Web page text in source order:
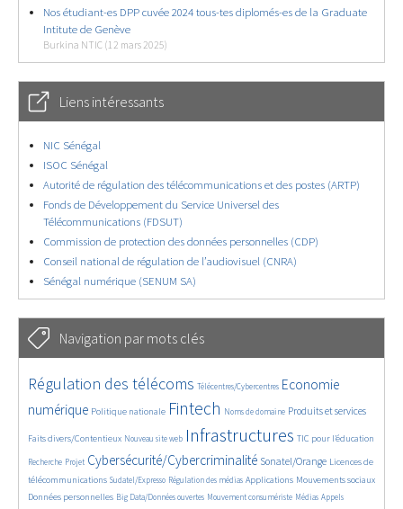
Nos étudiant-es DPP cuvée 2024 tous-tes diplomés-es de la Graduate
Intitute de Genève
Burkina NTIC (12 mars 2025)
Liens intéressants
NIC Sénégal
ISOC Sénégal
Autorité de régulation des télécommunications et des postes (ARTP)
Fonds de Développement du Service Universel des
Télécommunications (FDSUT)
Commission de protection des données personnelles (CDP)
Conseil national de régulation de l’audiovisuel (CNRA)
Sénégal numérique (SENUM SA)
Navigation par mots clés
4661/5803
Régulation des télécoms
369/5803 Télécentres/Cybercentres
3800/5803
Economie
numérique
1882/5803 Politique nationale
5226/5803 Fintech
688/5803 Noms de domaine
2486/5803 Produits et services
1616/5803
Faits divers/Contentieux Nouveau site web Infrastructures TIC pour l’éducation
Recherche
252/5803Projet
3700/5803 Cybersécurité/Cybercriminalité
2334/5803 Sonatel/Orange
1632/5803
Licences de
télécommunications
295/5803 Sudatel/Expresso
1020/5803 Régulation des médias
1539/5803 Applications
1264/5803 Mouvements sociaux
1669/5803
Données personnelles
147/5803 Big Data/Données ouvertes
629/5803 Mouvement consumériste
369/5803 Médias
759/5803
Appels